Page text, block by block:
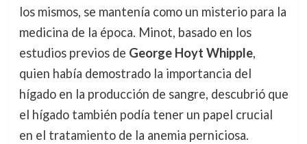
los mismos, se mantenía como un misterio para la
medicina de la época. Minot, basado en los
estudios previos de George Hoyt Whipple,
quien había demostrado la importancia del
hígado en la producción de sangre, descubrió que
el hígado también podía tener un papel crucial
en el tratamiento de la anemia perniciosa.